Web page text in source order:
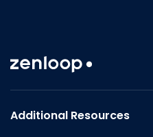
Additional Resources